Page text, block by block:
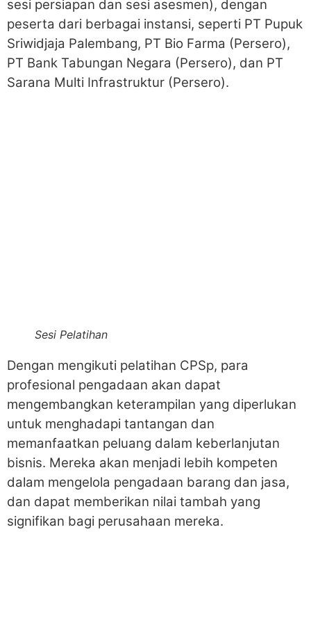
sesi persiapan dan sesi asesmen), dengan
peserta dari berbagai instansi, seperti PT Pupuk
Sriwidjaja Palembang, PT Bio Farma (Persero),
PT Bank Tabungan Negara (Persero), dan PT
Sarana Multi Infrastruktur (Persero).
Sesi Pelatihan
Dengan mengikuti pelatihan CPSp, para
profesional pengadaan akan dapat
mengembangkan keterampilan yang diperlukan
untuk menghadapi tantangan dan
memanfaatkan peluang dalam keberlanjutan
bisnis. Mereka akan menjadi lebih kompeten
dalam mengelola pengadaan barang dan jasa,
dan dapat memberikan nilai tambah yang
signifikan bagi perusahaan mereka.